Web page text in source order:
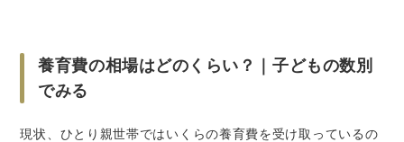
養育費の相場はどのくらい？｜子どもの数別
でみる
現状、ひとり親世帯ではいくらの養育費を受け取っているの